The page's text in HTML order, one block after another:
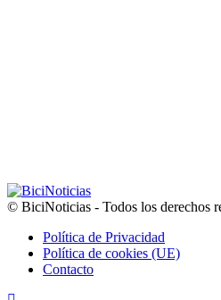
© BiciNoticias - Todos los derechos
Política de Privacidad
Política de cookies (UE)
Contacto